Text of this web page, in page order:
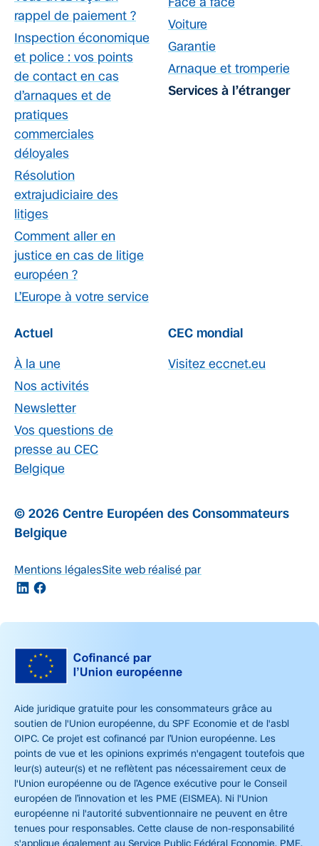
rappel de paiement ?
Inspection économique
et police : vos points
de contact en cas
d’arnaques et de
pratiques
commerciales
déloyales
Résolution
extrajudiciaire des
litiges
Comment aller en
justice en cas de litige
européen ?
L’Europe à votre service
Voiture
Garantie
Arnaque et tromperie
Services à l’étranger
Actuel
À la une
Nos activités
Newsletter
Vos questions de
presse au CEC
Belgique
CEC mondial
Visitez eccnet.eu
© 2026 Centre Européen des Consommateurs
Belgique
Mentions légalesSite web réalisé par
Aide juridique gratuite pour les consommateurs grâce au
soutien de l'Union européenne, du SPF Economie et de l'asbl
OIPC. Ce projet est cofinancé par l’Union européenne. Les
points de vue et les opinions exprimés n'engagent toutefois que
leur(s) auteur(s) et ne reflètent pas nécessairement ceux de
l'Union européenne ou de l’Agence exécutive pour le Conseil
européen de l’innovation et les PME (EISMEA). Ni l'Union
européenne ni l'autorité subventionnaire ne peuvent en être
tenues pour responsables. Cette clause de non-responsabilité
s'applique également au Service Public Fédéral Economie, PME,